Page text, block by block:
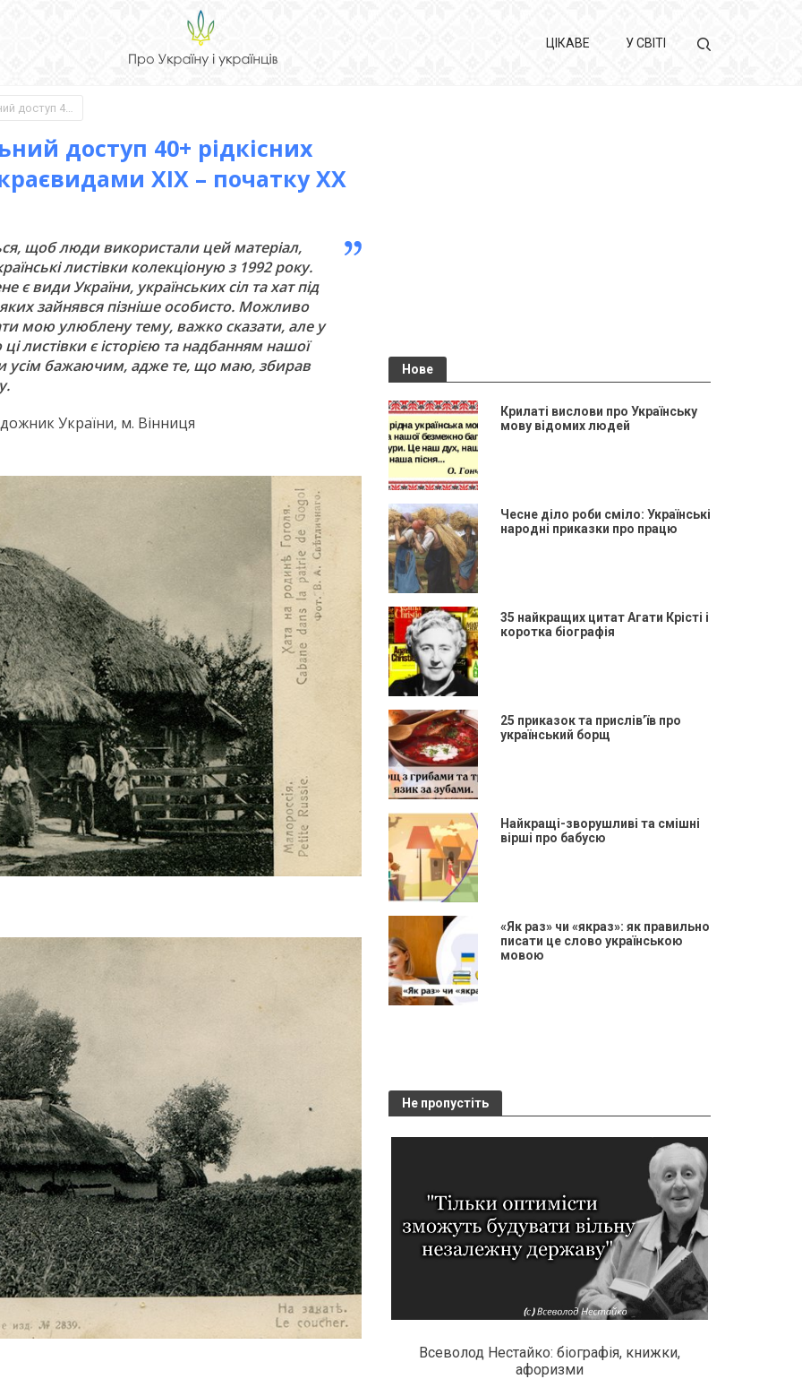
ЦІКАВЕ У СВІТІ
Колекціонер виклав у вільний доступ 40+ рідкісних листівок з українськими краєвидами XIX – початку XX ст
доступ 40+ рідкісних
XIX – початку XX
щоб люди використали цей матеріал,
листівки колекціоную з 1992 року.
види України, українських сіл та хат під
зайнявся пізніше особисто. Можливо
мою улюблену тему, важко сказати, але у
листівки є історією та надбанням нашої
усім бажаючим, адже те, що маю, збирав
України, м. Вінниця
Нове
Крилаті вислови про Українську
мову відомих людей
Чесне діло роби сміло: Українські
народні приказки про працю
35 найкращих цитат Агати Крісті і
коротка біографія
25 приказок та прислів’їв про
український борщ
Найкращі-зворушливі та смішні
вірші про бабусю
«Як раз» чи «якраз»: як правильно
писати це слово українською
мовою
Не пропустіть
Всеволод Нестайко: біографія, книжки,
афоризми